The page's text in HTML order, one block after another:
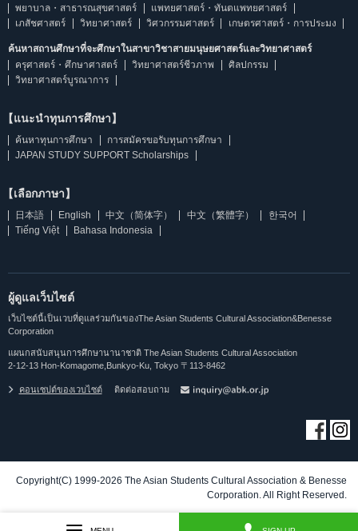
พยาบาล・สาธารณสุขศาสตร์
แพทยศาสตร์・ทันตแพทยศาสตร์
เภสัชศาสตร์
วิทยาศาสตร์ วิศวกรรมศาสตร์ เกษตรศาสตร์・การประมง
ค้นหาสถานศึกษาที่จะศึกษาในสาขาวิชาสายมนุษยศาสตร์และวิทยาศาสตร์
ครุศาสตร์・ศึกษาศาสตร์
วิทยาศาสตร์ชีวภาพ
ศิลปกรรม
วิทยาศาสตร์บูรณาการ
【แนะนำทุนการศึกษา】
ค้นหาทุนการศึกษา
การสมัครขอรับทุนการศึกษา
JAPAN STUDY SUPPORT Scholarships
【เลือกภาษา】
日本語 English 中文（简体字） 中文（繁體字）
한국어
Tiếng Việt
Bahasa Indonesia
ผู้ดูแลเว็บไซต์
เว็บไซต์นี้เป็นเวบที่ดูแลร่วมกันของThe Asian Students Cultural Association&Benesse
Corporation
แผนกสนับสนุนการศึกษานานาชาติ The Asian Students Cultural Association
2-12-13 Hon-Komagome,Bunkyo-Ku, Tokyo 〒113-8462
คอนเซปต์ของเวบไซต์ ติดต่อสอบถาม
Copyright(C) 1999-2026 The Asian Students Cultural Association & Benesse
Corporation. All Right Reserved.